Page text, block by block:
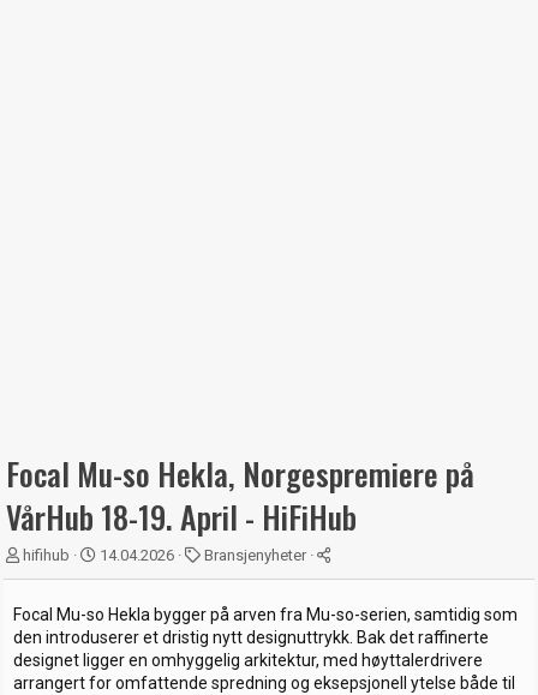
Focal Mu-so Hekla, Norgespremiere på
VårHub 18-19. April - HiFiHub
T
r
d
s
t
a
hifihub
S
t
r
t
d
a
14.04.2026
K
a
e
g
o
r
Bransjenyheter
Focal Mu-so Hekla bygger på arven fra Mu-so-serien, samtidig som
den introduserer et dristig nytt designuttrykk. Bak det raffinerte
designet ligger en omhyggelig arkitektur, med høyttalerdrivere
arrangert for omfattende spredning og eksepsjonell ytelse både til